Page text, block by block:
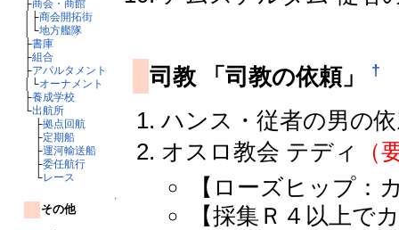
├商会・商館
│├商会開拓街
│└地方艦隊
├書庫
├組合
├アパルタメント
│└オーナメント
├養成学校
└出航所
├拠点回航
├定期船
├運河輸送船
├委任航行
└レース
↑
その他
司教 「司教の依頼」 †
ハンス・従者の男の
オスロ教会 テディ
（
【ローズヒップ：
【採集Ｒ４以上で